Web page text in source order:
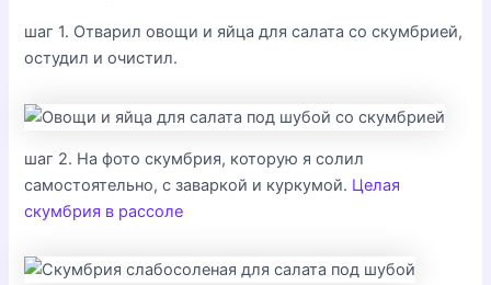
шаг 1. Отварил овощи и яйца для салата со скумбрией,
остудил и очистил.
шаг 2. На фото скумбрия, которую я солил
самостоятельно, с заваркой и куркумой. Целая
скумбрия в рассоле